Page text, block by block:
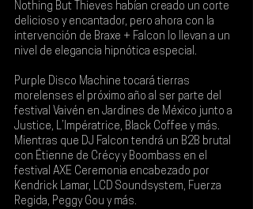
Nothing But Thieves habían creado un corte
delicioso y encantador, pero ahora con la
intervención de Braxe + Falcon lo llevan a un
nivel de elegancia hipnótica especial.
Purple Disco Machine tocará tierras
morelenses el próximo año al ser parte del
festival Vaivén en Jardines de México junto a
Justice, L’Impératrice, Black Coffee y más.
Mientras que DJ Falcon tendrá un B2B brutal
con Étienne de Crécy y Boombass en el
festival AXE Ceremonia encabezado por
Kendrick Lamar, LCD Soundsystem, Fuerza
Regida, Peggy Gou y más.